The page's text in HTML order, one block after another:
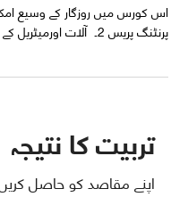
پرنٹنگ پریس 2۔ آلات اورمیٹریل کے سپلائر 3انٹرپرینیورشپ
تربیت کا نتیجہ
اپنے مقاصد کو حاصل